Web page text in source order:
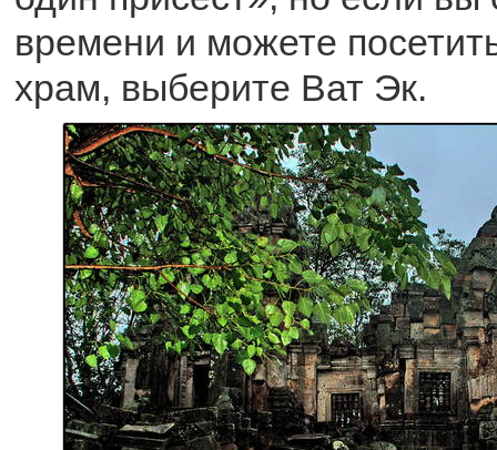
времени и можете
храм, выберите Ват Эк.